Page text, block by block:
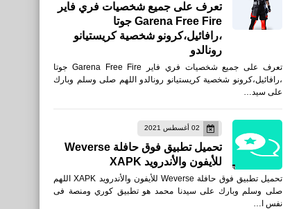
تعرف على جميع شخصيات فري فاير
Garena Free Fire جوتا
،رافائيل،كرونو شخصية كريستيانو
رونالدو
تعرف على جميع شخصيات فري فاير Garena Free Fire جوتا
،رافائيل،كرونو شخصية كريستيانو رونالدو اللهم صلى وسلم وبارك
على سيد…
02 أغسطس 2021
تحميل تطبيق فوق حافلة Weverse
للأيفون والأندرويد XAPK
تحميل تطبيق فوق حافلة Weverse للأيفون والأندرويد XAPK اللهم
صلى وسلم وبارك على سيدنا محمد هو تطبيق كوري ومنصة فى
نفس ا…
للأيفون والأندرويد APK
تحميل لعبة أساطير شادو غان
Shadowgun Legends
للأيفون والأندرويد